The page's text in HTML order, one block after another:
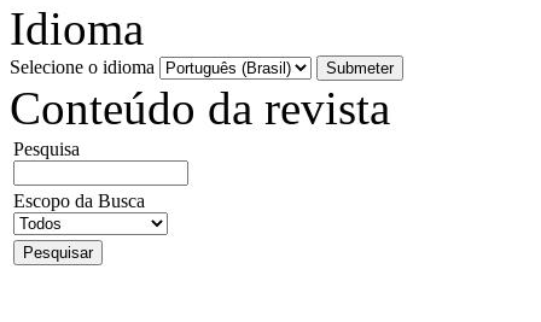
Idioma
Selecione o idioma
Conteúdo da revista
Pesquisa
Escopo da Busca